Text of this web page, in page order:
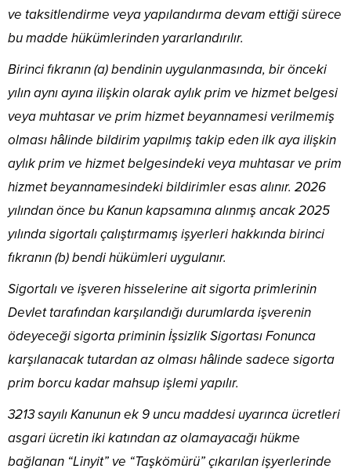
ve taksitlendirme veya yapılandırma devam ettiği sürece
bu madde hükümlerinden yararlandırılır.
Birinci fıkranın (a) bendinin uygulanmasında, bir önceki
yılın aynı ayına ilişkin olarak aylık prim ve hizmet belgesi
veya muhtasar ve prim hizmet beyannamesi verilmemiş
olması hâlinde bildirim yapılmış takip eden ilk aya ilişkin
aylık prim ve hizmet belgesindeki veya muhtasar ve prim
hizmet beyannamesindeki bildirimler esas alınır. 2026
yılından önce bu Kanun kapsamına alınmış ancak 2025
yılında sigortalı çalıştırmamış işyerleri hakkında birinci
fıkranın (b) bendi hükümleri uygulanır.
Sigortalı ve işveren hisselerine ait sigorta primlerinin
Devlet tarafından karşılandığı durumlarda işverenin
ödeyeceği sigorta priminin İşsizlik Sigortası Fonunca
karşılanacak tutardan az olması hâlinde sadece sigorta
prim borcu kadar mahsup işlemi yapılır.
3213 sayılı Kanunun ek 9 uncu maddesi uyarınca ücretleri
asgari ücretin iki katından az olamayacağı hükme
bağlanan “Linyit” ve “Taşkömürü” çıkarılan işyerlerinde